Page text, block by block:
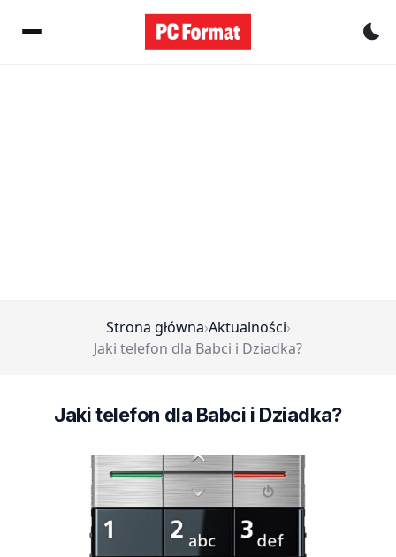
Strona główna›Aktualności›
Jaki telefon dla Babci i Dziadka?
Jaki telefon dla Babci i Dziadka?